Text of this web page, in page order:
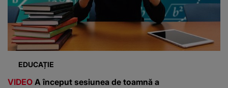
EDUCAȚIE
VIDEO A început sesiunea de toamnă a